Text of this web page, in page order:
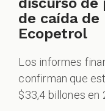
de caída
Ecopetrol
Los informes
confirman que
$33,4 billones en